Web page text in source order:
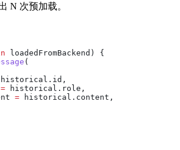
N 次预加载。
loadedFromBackend) {
(
historical.id,
= historical.role,
= historical.content,